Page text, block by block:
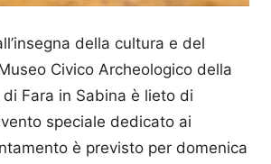
della cultura e del
Civico Archeologico della
Fara in Sabina è lieto di
speciale dedicato ai
è previsto per domenica